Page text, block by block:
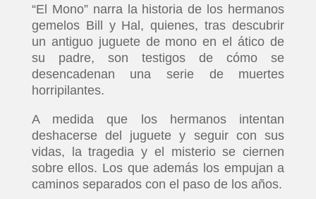
“El Mono” narra la historia de los hermanos
gemelos Bill y Hal, quienes, tras descubrir
un antiguo juguete de mono en el ático de
su padre, son testigos de cómo se
desencadenan una serie de muertes
horripilantes.
A medida que los hermanos intentan
deshacerse del juguete y seguir con sus
vidas, la tragedia y el misterio se ciernen
sobre ellos. Los que además los empujan a
caminos separados con el paso de los años.